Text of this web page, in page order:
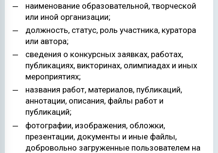
наименование образовательной, творческой
или иной организации;
должность, статус, роль участника, куратора
или автора;
сведения о конкурсных заявках, работах,
публикациях, викторинах, олимпиадах и иных
мероприятиях;
названия работ, материалов, публикаций,
аннотации, описания, файлы работ и
публикаций;
фотографии, изображения, обложки,
презентации, документы и иные файлы,
добровольно загруженные пользователем на